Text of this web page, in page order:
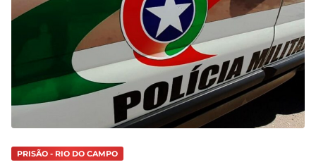
PRISÃO - RIO DO CAMPO